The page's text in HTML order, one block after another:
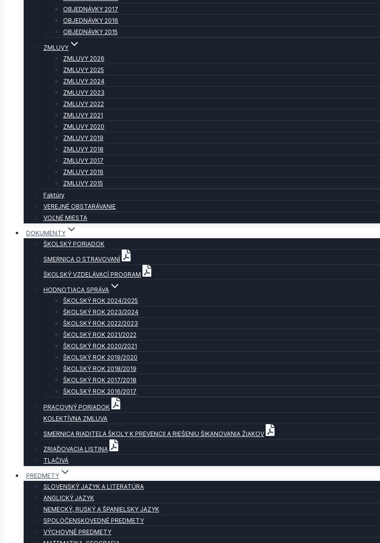
OBJEDNÁVKY 2017
OBJEDNÁVKY 2016
OBJEDNÁVKY 2015
ZMLUVY
ZMLUVY 2026
ZMLUVY 2025
ZMLUVY 2024
ZMLUVY 2023
ZMLUVY 2022
ZMLUVY 2021
ZMLUVY 2020
ZMLUVY 2019
ZMLUVY 2018
ZMLUVY 2017
ZMLUVY 2016
ZMLUVY 2015
Faktúry
VEREJNÉ OBSTARÁVANIE
VOĽNÉ MIESTA
DOKUMENTY
ŠKOLSKÝ PORIADOK
SMERNICA O STRAVOVANÍ
ŠKOLSKÝ VZDELÁVACÍ PROGRAM
HODNOTIACA SPRÁVA
ŠKOLSKÝ ROK 2024/2025
ŠKOLSKÝ ROK 2023/2024
ŠKOLSKÝ ROK 2022/2023
ŠKOLSKÝ ROK 2021/2022
ŠKOLSKÝ ROK 2020/2021
ŠKOLSKÝ ROK 2019/2020
ŠKOLSKÝ ROK 2018/2019
ŠKOLSKÝ ROK 2017/2018
ŠKOLSKÝ ROK 2016/2017
PRACOVNÝ PORIADOK
KOLEKTÍVNA ZMLUVA
SMERNICA RIADITEĽA ŠKOLY K PREVENCII A RIEŠENIU ŠIKANOVANIA ŽIAKOV
ZRIAĎOVACIA LISTINA
TLAČIVÁ
PREDMETY
SLOVENSKÝ JAZYK A LITERATÚRA
ANGLICKÝ JAZYK
NEMECKÝ, RUSKÝ A ŠPANIELSKY JAZYK
SPOLOČENSKOVEDNÉ PREDMETY
VÝCHOVNÉ PREDMETY